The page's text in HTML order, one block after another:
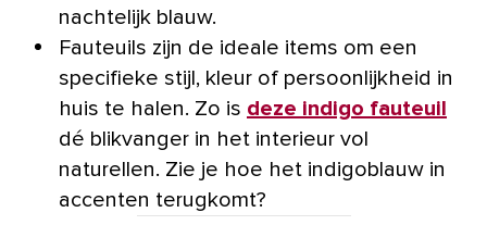
nachtelijk blauw.
Fauteuils zijn de ideale items om een
specifieke stijl, kleur of persoonlijkheid in
huis te halen. Zo is deze indigo fauteuil
dé blikvanger in het interieur vol
naturellen. Zie je hoe het indigoblauw in
accenten terugkomt?